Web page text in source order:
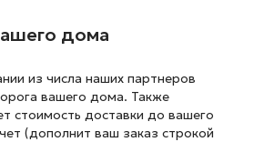
дома
из числа наших партнеров
вашего дома. Также
стоимость доставки до вашего
(дополнит ваш заказ строкой